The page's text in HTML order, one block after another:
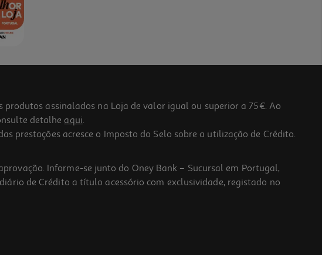
assinalados na Loja de valor igual ou superior a 75€. Ao
detalhe aqui.
prestações acresce o Imposto do Selo sobre a utilização de Crédito.
Informe-se junto do Oney Bank – Sucursal em Portugal,
de Crédito a título acessório com exclusividade, registado no